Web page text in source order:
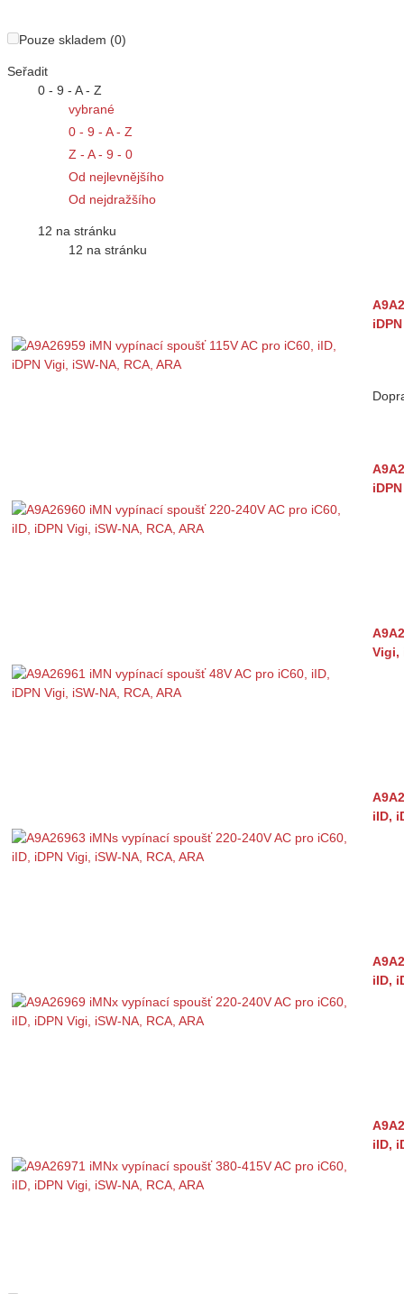
Pouze skladem (0)
Seřadit
0 - 9 - A - Z
vybrané
0 - 9 - A - Z
Z - A - 9 - 0
Od nejlevnějšího
Od nejdražšího
12 na stránku
12 na stránku
Vigi,
iID,
iID,
iID,